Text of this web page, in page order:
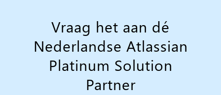
Vraag het aan dé
Nederlandse Atlassian
Platinum Solution
Partner